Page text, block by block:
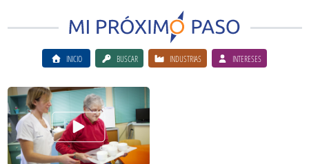
INICIO BUSCAR INDUSTRIAS INTERESES
Ver el vίdeo de la carrera